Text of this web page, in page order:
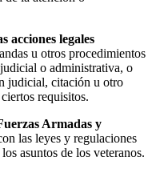
acciones legales
u otros procedimientos
o administrativa, o
judicial, citación u otro
requisitos.
Armadas y
las leyes y regulaciones
asuntos de los veteranos.